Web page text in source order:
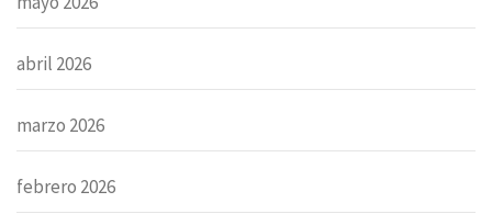
abril 2026
marzo 2026
febrero 2026